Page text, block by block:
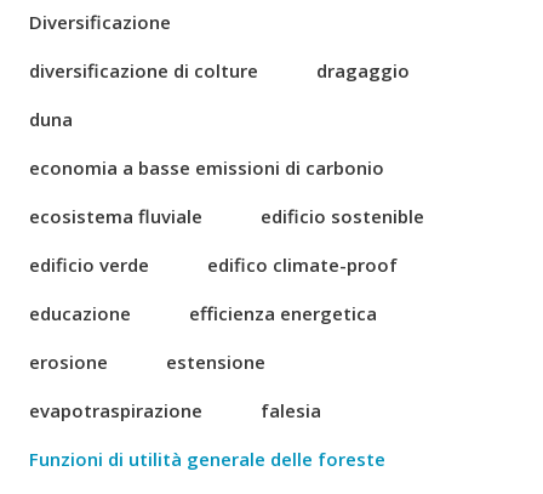
Diversificazione
diversificazione di colture
dragaggio
duna
economia a basse emissioni di carbonio
ecosistema fluviale
edificio sostenible
edificio verde
edifico climate-proof
educazione
efficienza energetica
erosione
estensione
evapotraspirazione
falesia
Funzioni di utilità generale delle foreste